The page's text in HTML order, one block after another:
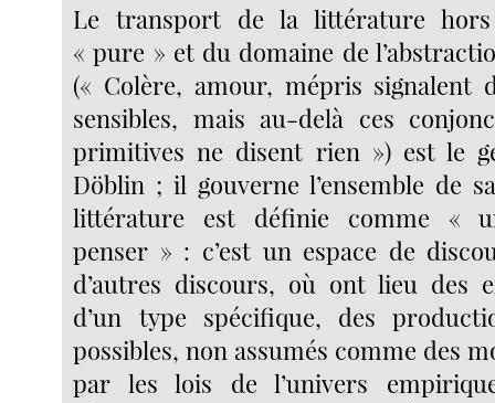
Le transport de la littérature hors
« pure » et du domaine de
(« Colère, amour, mépris signalent
sensibles, mais au-delà ces
primitives ne disent rien ») est le
Döblin ; il gouverne l’ensemble de
littérature est définie comme «
penser » : c’est un espace de
d’autres discours, où ont lieu des
d’un type spécifique, des
possibles, non assumés comme des
par les lois de l’univers